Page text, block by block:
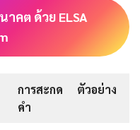
คต ด้วย ELSA
การสะกด
คำ
ตัวอย่าง